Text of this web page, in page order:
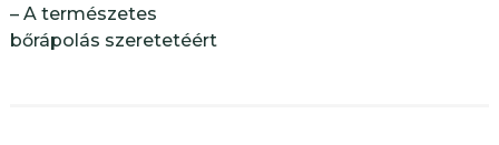
– A természetes
bőrápolás szeretetéért